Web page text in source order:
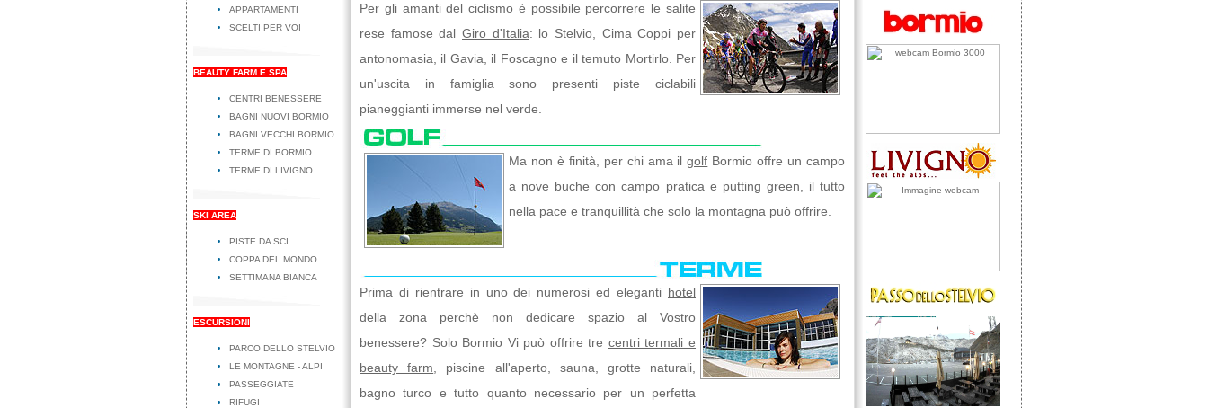
Per gli amanti del ciclismo è possibile percorrere le salite
rese famose dal Giro d'Italia: lo Stelvio, Cima Coppi per
antonomasia, il Gavia, il Foscagno e il temuto Mortirlo. Per
un'uscita in famiglia sono presenti piste ciclabili
pianeggianti immerse nel verde.
Ma non è finità, per chi ama ilgolf Bormio offre un campo
a nove buche con campo pratica e putting green, il tutto
nella pace e tranquillità che solo la montagna può offrire.
Prima di rientrare in uno dei numerosi ed eleganti hotel
della zona perchè non dedicare spazio al Vostro
benessere? Solo Bormio Vi può offrire tre centri termali e
beauty farm , piscine all'aperto, sauna, grotte naturali,
bagno turco e tutto quanto necessario per un perfetta
APPARTAMENTI
SCELTI PER VOI
BEAUTY FARM E SPA
CENTRI BENESSERE
BAGNI NUOVI BORMIO
BAGNI VECCHI BORMIO
TERME DI BORMIO
TERME DI LIVIGNO
SKI AREA
PISTE DA SCI
COPPA DEL MONDO
SETTIMANA BIANCA
ESCURSIONI
PARCO DELLO STELVIO
LE MONTAGNE - ALPI
PASSEGGIATE
RIFUGI